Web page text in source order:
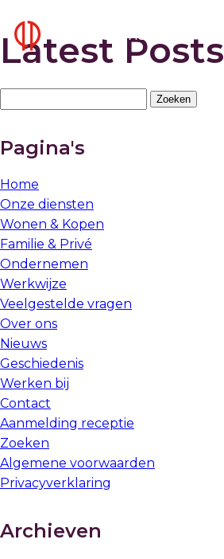
hoofdinhoud
Home
Latest Posts
Pagina's
Home
Onze diensten
Wonen & Kopen
Familie & Privé
Ondernemen
Werkwijze
Veelgestelde vragen
Over ons
Nieuws
Geschiedenis
Werken bij
Contact
Aanmelding receptie
Zoeken
Algemene voorwaarden
Privacyverklaring
Archieven